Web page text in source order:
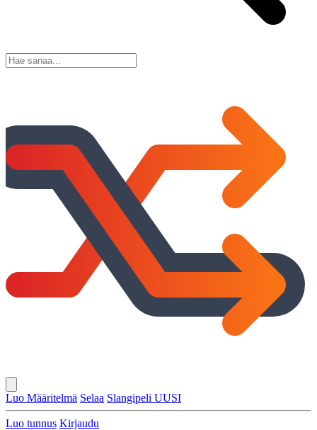
Luo Määritelmä Selaa Slangipeli UUSI
Luo tunnus Kirjaudu